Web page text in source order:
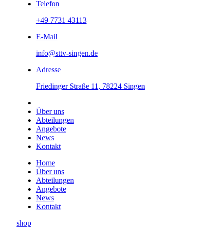
Telefon
+49 7731 43113
E-Mail
info@sttv-singen.de
Adresse
Friedinger Straße 11, 78224 Singen
Über uns
Abteilungen
Angebote
News
Kontakt
Home
Über uns
Abteilungen
Angebote
News
Kontakt
shop